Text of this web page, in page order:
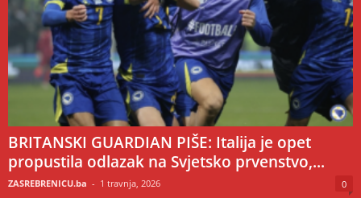
BRITANSKI GUARDIAN PIŠE: Italija je opet
propustila odlazak na Svjetsko prvenstvo,...
ZASREBRENICU.ba - 1 travnja, 2026 0